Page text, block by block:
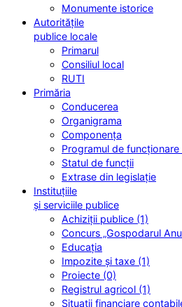
Monumente istorice
Autoritățile
publice locale
Primarul
Consiliul local
RUTI
Primăria
Conducerea
Organigrama
Componența
Programul de
Statul de funcții
Extrase din legislație
Instituțiile
și serviciile publice
Achiziții publice (1)
Concurs „Gospodarul
Educația
Impozite și taxe (1)
Proiecte (0)
Registrul agricol (1)
Situații financiare